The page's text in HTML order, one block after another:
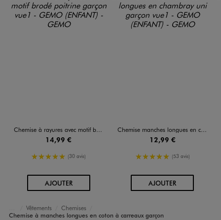
Chemise à rayures avec motif brodé poitrine garçon
14,99 €
5/5 de moyenne
(30 avis)
AJOUTERAU PANIER
Chemise manches longues en chambray uni garçon
12,99 €
5/5 de moyenne
(53 avis)
AJOUTERAU PANIER
Accueil
Garçon
Vêtements
Chemises
Chemise à manches longues en coton à carreaux garçon